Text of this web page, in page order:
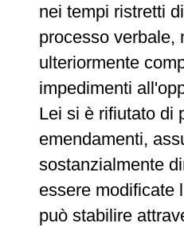
nei tempi ristretti
processo verbale,
ulteriormente
impedimenti
Lei si è rifiutato di
emendamenti,
sostanzialmente
essere modificate
può stabilire